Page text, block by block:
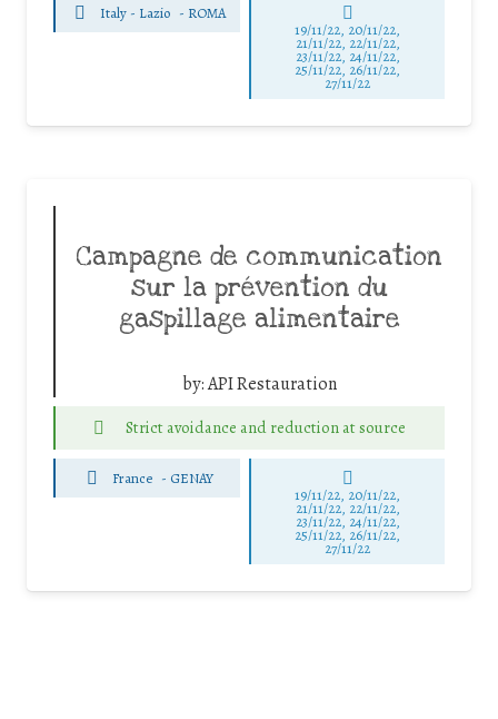
Italy - Lazio - ROMA
19/11/22, 20/11/22,
21/11/22, 22/11/22,
23/11/22, 24/11/22,
25/11/22, 26/11/22,
27/11/22
Campagne de communication
sur la prévention du
gaspillage alimentaire
by:API Restauration
Strict avoidance and reduction at source
France - GENAY
19/11/22, 20/11/22,
21/11/22, 22/11/22,
23/11/22, 24/11/22,
25/11/22, 26/11/22,
27/11/22